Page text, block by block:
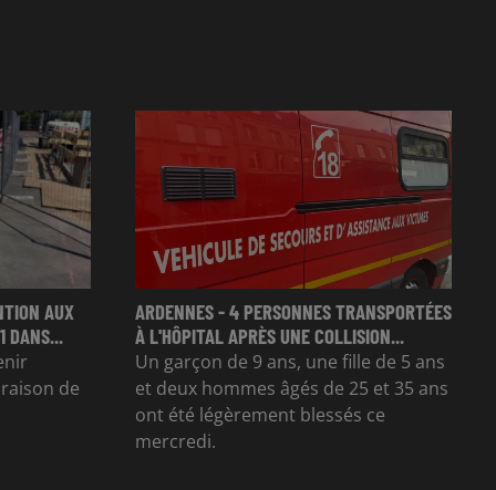
AUX
DANS...
de
ARDENNES - 4 PERSONNES TRANSPORTÉES
À L'HÔPITAL APRÈS UNE COLLISION...
Un garçon de 9 ans, une fille de 5 ans
et deux hommes âgés de 25 et 35 ans
ont été légèrement blessés ce
mercredi.